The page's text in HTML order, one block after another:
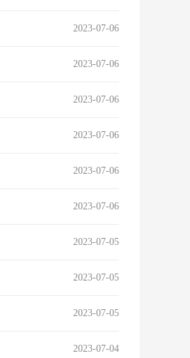
2023-07-06
2023-07-06
2023-07-06
2023-07-06
2023-07-06
2023-07-06
2023-07-05
2023-07-05
2023-07-05
2023-07-04